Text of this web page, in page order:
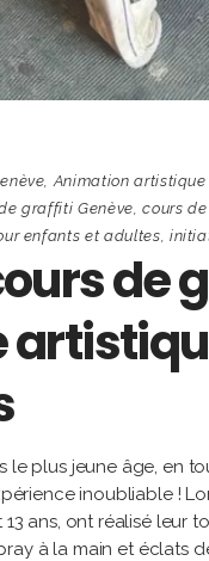
Animation artistique
graffiti Genève ,cours
enfants et adultes
de
plus jeune âge, en
inoubliable !
ans, ont réalisé leur
à la main et éclats